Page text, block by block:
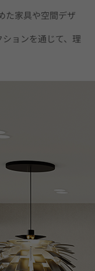
た家具や空間デザ
ョンを通じて、理